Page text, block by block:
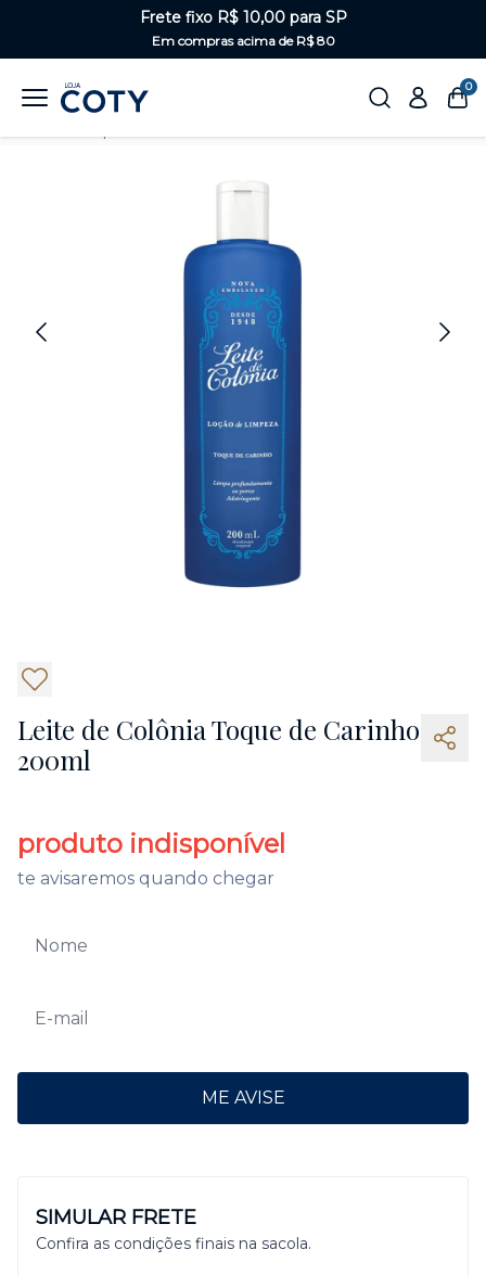
Frete fixo R$ 10,00 para SP
Em compras acima de R$ 80
0
Leite de Colônia Toque de Carinho
200ml
produto indisponível
te avisaremos quando chegar
ME AVISE
SIMULAR FRETE
Confira as condições finais na sacola.